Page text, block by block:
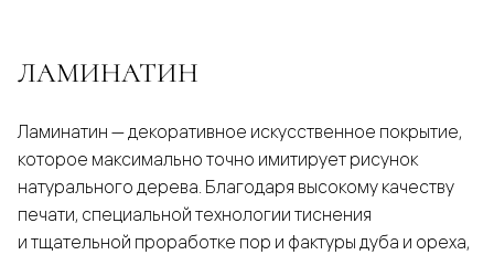
ЛАМИНАТИН
Ламинатин — декоративное искусственное покрытие,
которое максимально точно имитирует рисунок
натурального дерева. Благодаря высокому качеству
печати, специальной технологии тиснения
и тщательной проработке пор и фактуры дуба и ореха,